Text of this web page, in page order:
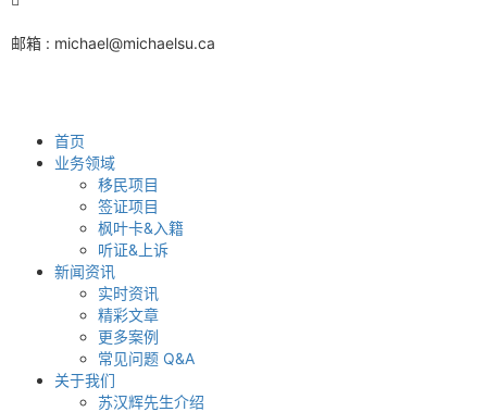
邮箱 : michael@michaelsu.ca
首页
业务领域
移民项目
签证项目
枫叶卡&入籍
听证&上诉
新闻资讯
实时资讯
精彩文章
更多案例
常见问题 Q&A
关于我们
苏汉辉先生介绍